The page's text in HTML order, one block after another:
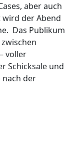
aber auch
der Abend
Das Publikum
voller
Schicksale und
nach der